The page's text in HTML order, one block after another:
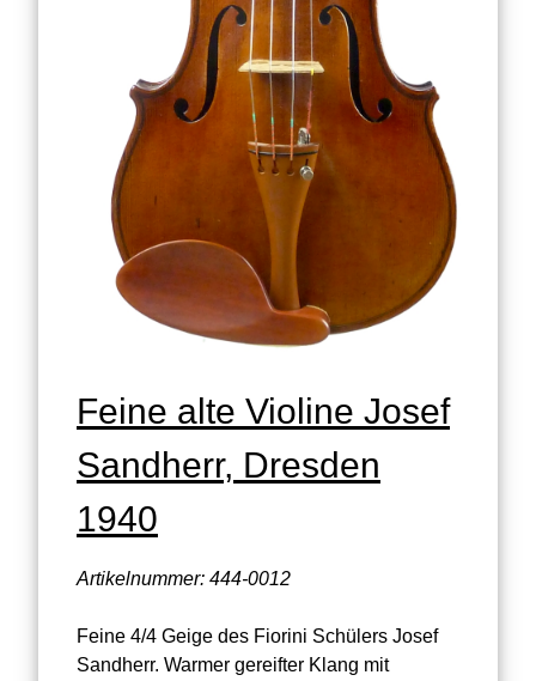
Feine alte Violine Josef
Sandherr, Dresden
1940
Artikelnummer: 444-0012
Feine 4/4 Geige des Fiorini Schülers Josef
Sandherr. Warmer gereifter Klang mit